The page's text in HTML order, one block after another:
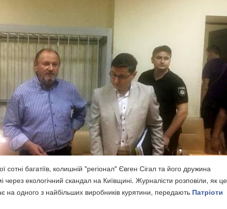
сотні багатіїв, колишній "регіонал" Євген Сігал та його дружина
через екологічний скандал на Київщині. Журналісти розповіли, як це
на одного з найбільших виробників курятини, передають Патріоти